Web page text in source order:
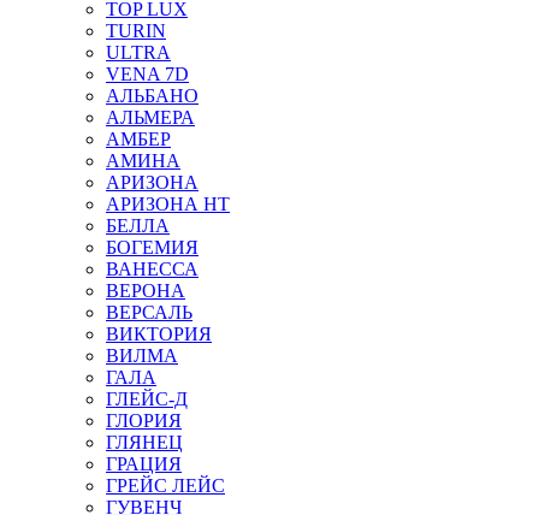
TOP LUX
TURIN
ULTRA
VENA 7D
АЛЬБАНО
АЛЬМЕРА
АМБЕР
АМИНА
АРИЗОНА
АРИЗОНА НТ
БЕЛЛА
БОГЕМИЯ
ВАНЕССА
ВЕРОНА
ВЕРСАЛЬ
ВИКТОРИЯ
ВИЛМА
ГАЛА
ГЛЕЙС-Д
ГЛОРИЯ
ГЛЯНЕЦ
ГРАЦИЯ
ГРЕЙС ЛЕЙС
ГУВЕНЧ